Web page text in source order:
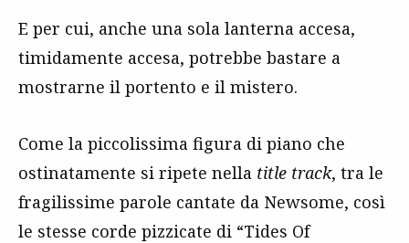
E per cui, anche una sola lanterna accesa,
timidamente accesa, potrebbe bastare a
mostrarne il portento e il mistero.
Come la piccolissima figura di piano che
ostinatamente si ripete nella title track, tra le
fragilissime parole cantate da Newsome, così
le stesse corde pizzicate di “Tides Of